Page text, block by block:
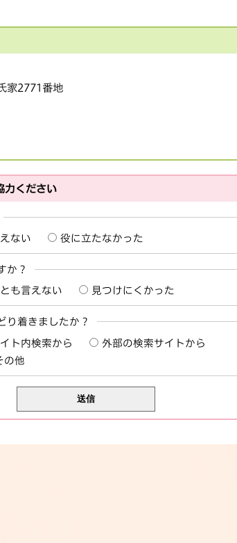
家2771番地
力ください
ない 役に立たなかった
か？
も言えない 見つけにくかった
り着きましたか？
ト内検索から
外部の検索サイトから
の他